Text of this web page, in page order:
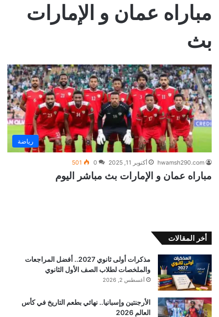
مباراه عمان و الإمارات
بث
رياضة
hwamsh290.com أكتوبر 11, 2025 0
501
مباراه عمان و الإمارات بث مباشر اليوم
أخر المقالات
مذكرات أولى ثانوي 2027.. أفضل المراجعات
والملخصات لطلاب الصف الأول الثانوي
أغسطس 2, 2026
الأرجنتين وإسبانيا.. نهائي بطعم التاريخ في كأس
العالم 2026